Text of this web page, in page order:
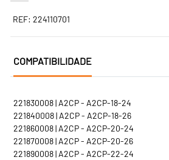
REF: 224110701
COMPATIBILIDADE
221830008 | A2CP - A2CP-18-24
221840008 | A2CP - A2CP-18-26
221860008 | A2CP - A2CP-20-24
221870008 | A2CP - A2CP-20-26
221890008 | A2CP - A2CP-22-24